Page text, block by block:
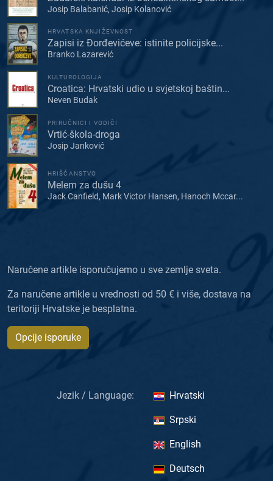
Josip Balabanić, Josip Kolanović
HRVATSKA KNJIŽEVNOST
Zapisi iz Đorđevićeve: istinite policijske...
Branko Lazarević
KULTUROLOGIJA
Croatica: Hrvatski udio u svjetskoj baštin...
Neven Budak
PRIRUČNICI I VODIČI
Vrtić-škola-droga
Josip Janković
HRIŠĆANSTVO
Melem za dušu 4
Jack Canfield, Mark Victor Hansen, Hanoch Mccar...
Naručene artikle isporučujemo u sve zemlje sveta.
Za naručene artikle u vrednosti od 50 € i više, dostava na
teritoriji Hrvatske je besplatna.
Opcije isporuke
Jezik / Language: Hrvatski
Srpski
English
Deutsch